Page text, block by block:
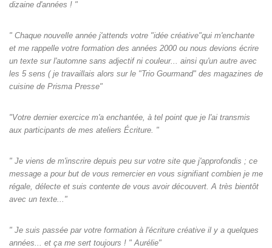
dizaine d'années ! "
" Chaque nouvelle année j'attends votre "idée créative"qui m'enchante
et me rappelle votre formation des années 2000 ou nous devions écrire
un texte sur l'automne sans adjectif ni couleur... ainsi qu'un autre avec
les 5 sens ( je travaillais alors sur le "Trio Gourmand" des magazines de
cuisine de Prisma Presse"
"Votre dernier exercice m'a enchantée, à tel point que je l'ai transmis
aux participants de mes ateliers Écriture. "
" Je viens de m'inscrire depuis peu sur votre site que j'approfondis ; ce
message a pour but de vous remercier en vous signifiant combien je me
régale, délecte et suis contente de vous avoir découvert. A très bientôt
avec un texte..."
" Je suis passée par votre formation à l'écriture créative il y a quelques
années... et ça me sert toujours ! " Aurélie"